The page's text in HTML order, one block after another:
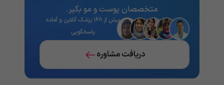
متخصصان پوست و مو بگیر.
بیش از ۱۶۸ پزشک آنلاین و آماده
پاسخگویی
دریافت مشاوره